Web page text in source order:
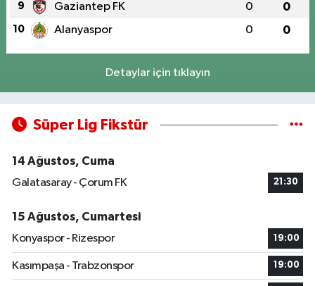
9 Gaziantep FK 0 0
10 Alanyaspor 0 0
Detaylar için tıklayın
Süper Lig Fikstür
14 Ağustos, Cuma
Galatasaray - Çorum FK
21:30
15 Ağustos, Cumartesi
Konyaspor - Rizespor
19:00
Kasımpaşa - Trabzonspor 19:00